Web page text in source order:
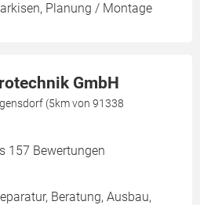
Planung / Montage
GmbH
(5km von 91338
157 Bewertungen
Beratung, Ausbau,